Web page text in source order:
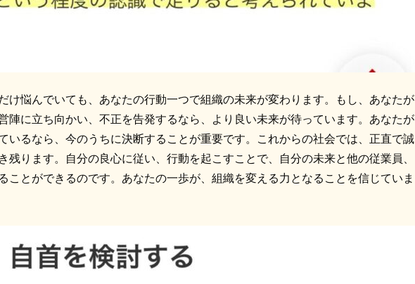
け悩んでいても、あなたの行動一つで組織の未来が変わります。もし、あなたが
陣に立ち向かい、不正を告発するなら、より良い未来が待っています。あなたが
いるなら、今のうちに決断することが重要です。これからの社会では、正直で誠
残ります。自分の良心に従い、行動を起こすことで、自分の未来と他の従業員、
ことができるのです。あなたの一歩が、組織を変える力となることを信じていま